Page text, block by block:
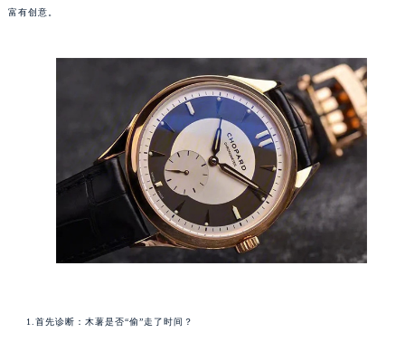
富有创意。
1.首先诊断：木薯是否“偷”走了时间？